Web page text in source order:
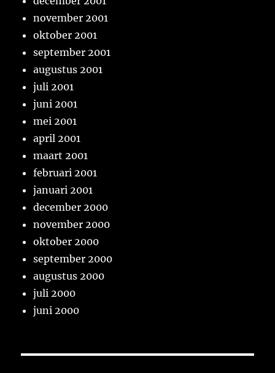
november 2001
oktober 2001
september 2001
augustus 2001
juli 2001
juni 2001
mei 2001
april 2001
maart 2001
februari 2001
januari 2001
december 2000
november 2000
oktober 2000
september 2000
augustus 2000
juli 2000
juni 2000